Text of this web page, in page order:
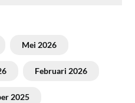
Mei 2026
Februari 2026
2025